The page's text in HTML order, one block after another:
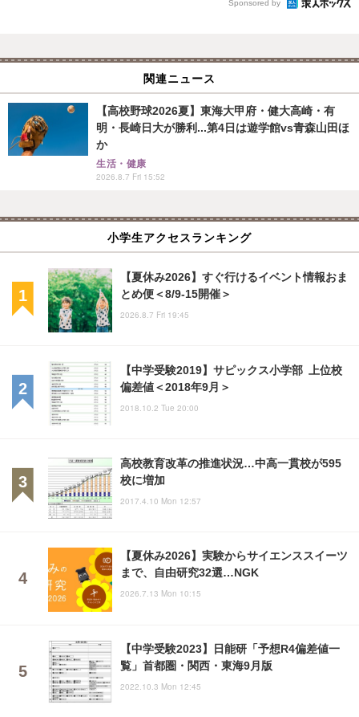
Sponsored by
関連ニュース
【高校野球2026夏】東海大甲府・健大高崎・有
明・長崎日大が勝利...第4日は遊学館vs青森山田ほ
か
生活・健康
2026.8.7 Fri 15:52
小学生アクセスランキング
【夏休み2026】すぐ行けるイベント情報おま
とめ便＜8/9-15開催＞
2026.8.7 Fri 19:45
【中学受験2019】サピックス小学部 上位校
偏差値＜2018年9月＞
2018.10.2 Tue 20:00
高校教育改革の推進状況…中高一貫校が595
校に増加
2017.4.10 Mon 12:57
【夏休み2026】実験からサイエンススイーツ
まで、自由研究32選…NGK
2026.7.13 Mon 10:15
【中学受験2023】日能研「予想R4偏差値一
覧」首都圏・関西・東海9月版
2022.10.3 Mon 12:45